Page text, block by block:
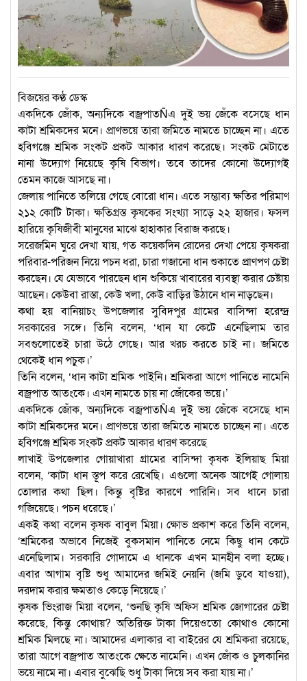
বিজয়ের কণ্ঠ ডেস্ক
একদিকে জোঁক, অন্যদিকে বজ্রপাতÑএ দুই ভয় জেঁকে বসেছে ধান
কাটা শ্রমিকদের মনে। প্রাণভয়ে তারা জমিতে নামতে চাচ্ছেন না। এতে
হবিগঞ্জে শ্রমিক সংকট প্রকট আকার ধারণ করেছে। সংকট মেটাতে
নানা উদ্যোগ নিয়েছে কৃষি বিভাগ। তবে তাদের কোনো উদ্যোগই
তেমন কাজে আসছে না।
জেলায় পানিতে তলিয়ে গেছে বোরো ধান। এতে সম্ভাব্য ক্ষতির পরিমাণ
২১২ কোটি টাকা। ক্ষতিগ্রস্ত কৃষকের সংখ্যা সাড়ে ২২ হাজার। ফসল
হারিয়ে কৃষিজীবী মানুষের মাঝে হাহাকার বিরাজ করছে।
সরেজমিন ঘুরে দেখা যায়, গত কয়েকদিন রোদের দেখা পেয়ে কৃষকরা
পরিবার-পরিজন নিয়ে পচন ধরা, চারা গজানো ধান শুকাতে প্রাণপণ চেষ্টা
করছেন। যে যেভাবে পারছেন ধান শুকিয়ে খাবারের ব্যবস্থা করার চেষ্টায়
আছেন। কেউবা রাস্তা, কেউ খলা, কেউ বাড়ির উঠানে ধান নাড়ছেন।
কথা হয় বানিয়াচং উপজেলার সুবিদপুর গ্রামের বাসিন্দা হরেন্দ্র
সরকারের সঙ্গে। তিনি বলেন, ‘ধান যা কেটে এনেছিলাম তার
সবগুলোতেই চারা উঠে গেছে। আর খরচ করতে চাই না। জমিতে
থেকেই ধান পচুক।’
তিনি বলেন, ‘ধান কাটা শ্রমিক পাইনি। শ্রমিকরা আগে পানিতে নামেনি
বজ্রপাত আতংকে। এখন নামতে চায় না জোঁকের ভয়ে।’
একদিকে জোঁক, অন্যদিকে বজ্রপাতÑএ দুই ভয় জেঁকে বসেছে ধান
কাটা শ্রমিকদের মনে। প্রাণভয়ে তারা জমিতে নামতে চাচ্ছেন না। এতে
হবিগঞ্জে শ্রমিক সংকট প্রকট আকার ধারণ করেছে
লাখাই উপজেলার গোয়াখারা গ্রামের বাসিন্দা কৃষক ইলিয়াছ মিয়া
বলেন, ‘কাটা ধান স্তূপ করে রেখেছি। এগুলো অনেক আগেই গোলায়
তোলার কথা ছিল। কিন্তু বৃষ্টির কারণে পারিনি। সব ধানে চারা
গজিয়েছে। পচন ধরেছে।’
একই কথা বলেন কৃষক বাবুল মিয়া। ক্ষোভ প্রকাশ করে তিনি বলেন,
‘শ্রমিকের অভাবে নিজেই বুকসমান পানিতে নেমে কিছু ধান কেটে
এনেছিলাম। সরকারি গোদামে এ ধানকে এখন মানহীন বলা হচ্ছে।
এবার আগাম বৃষ্টি শুধু আমাদের জমিই নেয়নি (জমি ডুবে যাওয়া),
দরদাম করার ক্ষমতাও কেড়ে নিয়েছে।’
কৃষক ভিংরাজ মিয়া বলেন, ‘শুনছি কৃষি অফিস শ্রমিক জোগারের চেষ্টা
করেছে, কিন্তু কোথায়? অতিরিক্ত টাকা দিয়েওতো কোথাও কোনো
শ্রমিক মিলছে না। আমাদের এলাকার বা বাইরের যে শ্রমিকরা রয়েছে,
তারা আগে বজ্রপাত আতংকে ক্ষেতে নামেনি। এখন জোঁক ও চুলকানির
ভয়ে নামে না। এবার বুঝেছি শুধু টাকা দিয়ে সব করা যায় না।’